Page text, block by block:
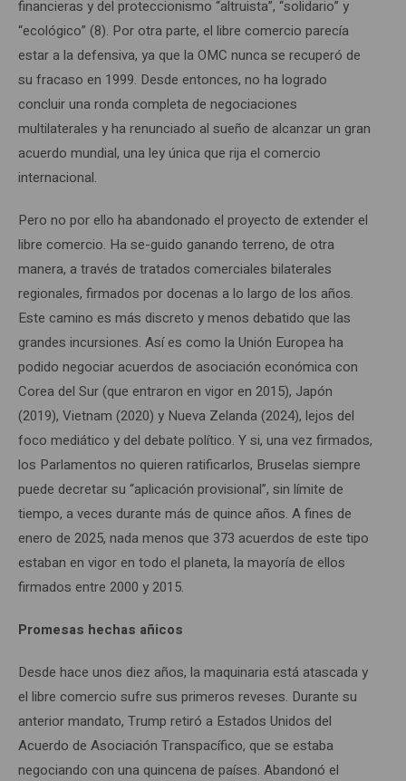
financieras y del proteccionismo “altruista”, “solidario” y
“ecológico” (8). Por otra parte, el libre comercio parecía
estar a la defensiva, ya que la OMC nunca se recuperó de
su fracaso en 1999. Desde entonces, no ha logrado
concluir una ronda completa de negociaciones
multilaterales y ha renunciado al sueño de alcanzar un gran
acuerdo mundial, una ley única que rija el comercio
internacional.
Pero no por ello ha abandonado el proyecto de extender el
libre comercio. Ha se-guido ganando terreno, de otra
manera, a través de tratados comerciales bilaterales
regionales, firmados por docenas a lo largo de los años.
Este camino es más discreto y menos debatido que las
grandes incursiones. Así es como la Unión Europea ha
podido negociar acuerdos de asociación económica con
Corea del Sur (que entraron en vigor en 2015), Japón
(2019), Vietnam (2020) y Nueva Zelanda (2024), lejos del
foco mediático y del debate político. Y si, una vez firmados,
los Parlamentos no quieren ratificarlos, Bruselas siempre
puede decretar su “aplicación provisional”, sin límite de
tiempo, a veces durante más de quince años. A fines de
enero de 2025, nada menos que 373 acuerdos de este tipo
estaban en vigor en todo el planeta, la mayoría de ellos
firmados entre 2000 y 2015.
Promesas hechas añicos
Desde hace unos diez años, la maquinaria está atascada y
el libre comercio sufre sus primeros reveses. Durante su
anterior mandato, Trump retiró a Estados Unidos del
Acuerdo de Asociación Transpacífico, que se estaba
negociando con una quincena de países. Abandonó el